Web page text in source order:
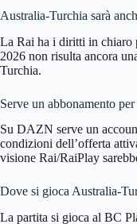
Australia-Turchia sarà
La Rai ha i diritti in chiaro
2026 non risulta ancora
Turchia.
Serve un abbonamento
Su DAZN serve un
condizioni dell’offerta
visione Rai/RaiPlay
Dove si gioca Australia-
La partita si gioca al BC